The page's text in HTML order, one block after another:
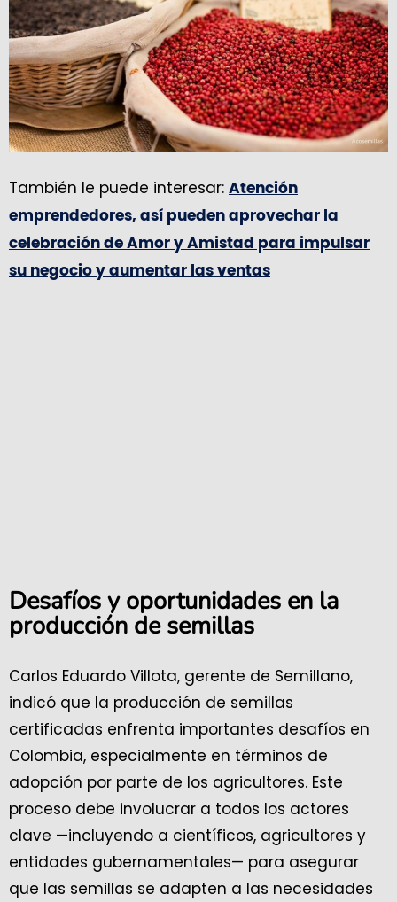
También le puede interesar: Atención
emprendedores, así pueden aprovechar la
celebración de Amor y Amistad para impulsar
su negocio y aumentar las ventas
Desafíos y oportunidades en la
producción de semillas
Carlos Eduardo Villota, gerente de Semillano,
indicó que la producción de semillas
certificadas enfrenta importantes desafíos en
Colombia, especialmente en términos de
adopción por parte de los agricultores. Este
proceso debe involucrar a todos los actores
clave —incluyendo a científicos, agricultores y
entidades gubernamentales— para asegurar
que las semillas se adapten a las necesidades